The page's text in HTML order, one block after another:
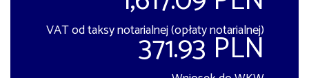
VAT od taksy notarialnej (opłaty notarialnej)
371.93 PLN